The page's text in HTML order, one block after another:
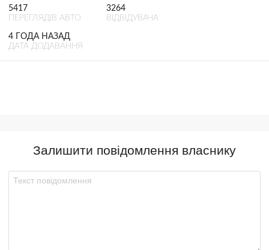
5417
ПЕРЕГЛЯДІВ АВТО
3264
ВІДВІДУВАЧА
4 ГОДА НАЗАД
ДАТА ДОДАВАННЯ
Залишити повідомлення власнику